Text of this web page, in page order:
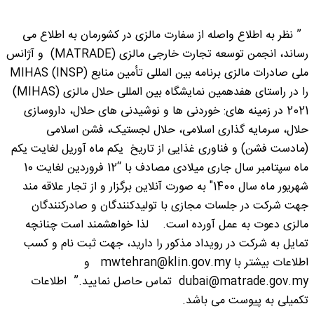
” نظر به اطلاع واصله از سفارت مالزی در کشورمان به اطلاع می
رساند، انجمن توسعه تجارت خارجی مالزی (MATRADE) و آژانس
ملی صادرات مالزی برنامه بین المللی تأمین منابع (INSP) MIHAS
را در راستای هفدهمین نمایشگاه بین المللی حلال مالزی (MIHAS)
2021 در زمینه های: خوردنی ها و نوشیدنی های حلال، داروسازی
حلال، سرمایه گذاری اسلامی، حلال لجستیک، فشن اسلامی
(مادست فشن) و فناوری غذایی از تاریخ یکم ماه آوریل لغایت یکم
ماه سپتامبر سال جاری میلادی مصادف با “12 فروردین لغایت 10
شهریور ماه سال 1400″ به صورت آنلاین برگزار و از تجار علاقه مند
جهت شرکت در جلسات مجازی با تولیدکنندگان و صادرکنندگان
مالزی دعوت به عمل آورده است. لذا خواهشمند است چنانچه
تمایل به شرکت در رویداد مذکور را دارید، جهت ثبت نام و کسب
اطلاعات بیشتر با mwtehran@klin.gov.my و
dubai@matrade.gov.my تماس حاصل نمایید.” اطلاعات
تکمیلی به پیوست می باشد.